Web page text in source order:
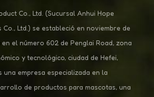
¡Compártela en los comentarios! 🐾
Co., Ltd. (Sucursal Anhui Hope
Ltd.) se estableció en noviembre de
el número 602 de Penglai Road, zona
y tecnológico, ciudad de Hefei,
una empresa especializada en la
de productos para mascotas, una